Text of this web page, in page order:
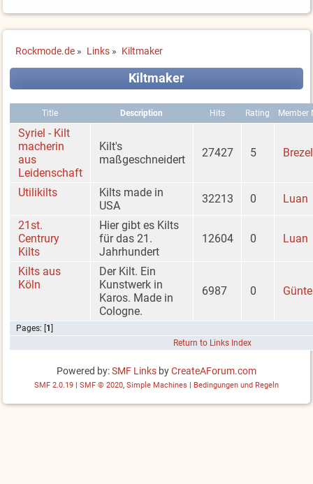
Rockmode.de » Links » Kiltmaker
Kiltmaker
Title Description Hits Rating Member
Syriel - Kilt
macherin
aus
Leidenschaft
Kilt's
maßgeschneidert
27427 5 Brezel
Utilikilts
Kilts made in
USA
32213 0
Luan
21st.
Centrury
Kilts
Hier gibt es Kilts
für das 21.
Jahrhundert
12604 0 Luan
Kilts aus
Köln
Der Kilt. Ein
Kunstwerk in
Karos. Made in
Cologne.
6987 0
Pages: [ 1
Return to Links Index
Powered by:SMF Links byCreateAForum.com
SMF 2.0.19 SMF © 2020, Simple Machines Bedingungen und Regeln